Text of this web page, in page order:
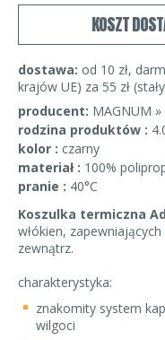
KOSZT
dostawa: od 10 zł,
krajów UE) za 55 zł
producent: MAGNUM »
rodzina produktów :
kolor : czarny
materiał : 100%
pranie : 40°C
Koszulka termiczna
włókien,
zewnątrz.
charakterystyka:
znakomity system
wilgoci